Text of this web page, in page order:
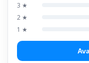
3 ★
2 ★
1 ★